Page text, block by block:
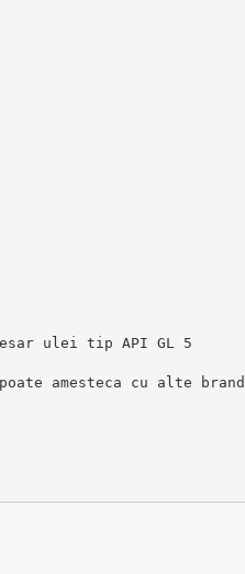
ulei tip API GL 5
amesteca cu alte